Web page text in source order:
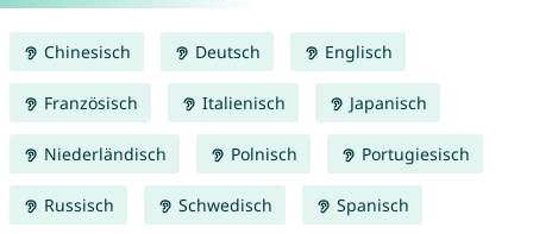
Chinesisch Deutsch Englisch
Französisch Italienisch Japanisch
Niederländisch Polnisch Portugiesisch
Russisch Schwedisch Spanisch